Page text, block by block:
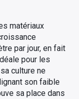
matériaux
par jour, en fait
pour les
culture ne
son faible
sa place dans